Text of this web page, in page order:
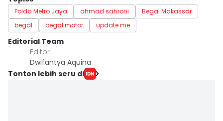
Polda Metro Jaya ahmad sahroni
Begal Makassar
begal
begal motor update me
Editorial Team
Editor
Dwifantya Aquina
Tonton lebih seru di